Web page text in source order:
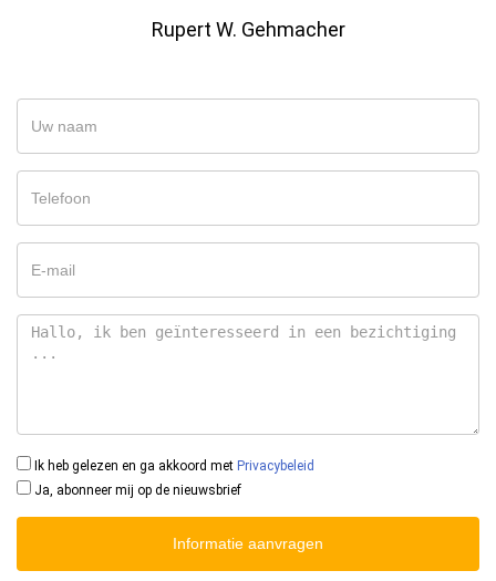
Rupert W. Gehmacher
Ik heb gelezen en ga akkoord met Privacybeleid
Ja, abonneer mij op de nieuwsbrief
Informatie aanvragen